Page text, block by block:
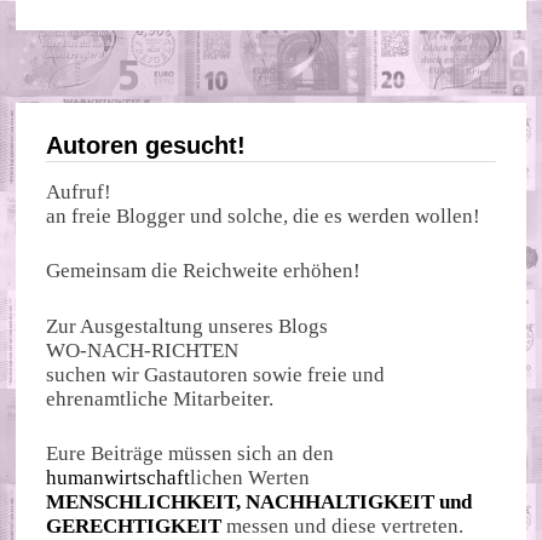
Autoren gesucht!
Aufruf!
an freie Blogger und solche, die es werden wollen!
Gemeinsam die Reichweite erhöhen!
Zur Ausgestaltung unseres Blogs
WO-NACH-RICHTEN
suchen wir Gastautoren sowie freie und
ehrenamtliche Mitarbeiter.
Eure Beiträge müssen sich an den
humanwirtschaftlichen Werten
MENSCHLICHKEIT, NACHHALTIGKEIT und
GERECHTIGKEIT messen und diese vertreten.